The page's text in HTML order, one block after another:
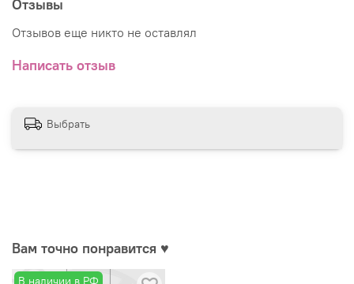
Отзывы
Отзывов еще никто не оставлял
Написать отзыв
Выбрать
Вам точно понравится ♥
В наличии в РФ